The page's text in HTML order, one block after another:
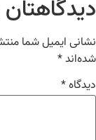
ایمیل شما
*
*